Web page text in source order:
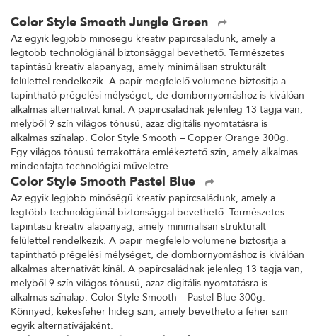
Color Style Smooth Jungle Green
Az egyik legjobb minőségű kreatív papírcsaládunk, amely a
legtöbb technológiánál biztonsággal bevethető. Természetes
tapintású kreatív alapanyag, amely minimálisan strukturált
felülettel rendelkezik. A papír megfelelő volumene biztosítja a
tapintható prégelési mélységet, de dombornyomáshoz is kiválóan
alkalmas alternatívát kínál. A papírcsaládnak jelenleg 13 tagja van,
melyből 9 szín világos tónusú, azaz digitális nyomtatásra is
alkalmas színalap. Color Style Smooth – Copper Orange 300g.
Egy világos tónusú terrakottára emlékeztető szín, amely alkalmas
mindenfajta technológiai műveletre.
Color Style Smooth Pastel Blue
Az egyik legjobb minőségű kreatív papírcsaládunk, amely a
legtöbb technológiánál biztonsággal bevethető. Természetes
tapintású kreatív alapanyag, amely minimálisan strukturált
felülettel rendelkezik. A papír megfelelő volumene biztosítja a
tapintható prégelési mélységet, de dombornyomáshoz is kiválóan
alkalmas alternatívát kínál. A papírcsaládnak jelenleg 13 tagja van,
melyből 9 szín világos tónusú, azaz digitális nyomtatásra is
alkalmas színalap. Color Style Smooth – Pastel Blue 300g.
Könnyed, kékesfehér hideg szín, amely bevethető a fehér szín
egyik alternatívájaként.